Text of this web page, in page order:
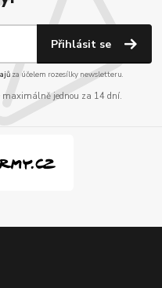
Přihlásit se
za účelem rozesílky newsletteru.
maximálně jednou za 14 dní.